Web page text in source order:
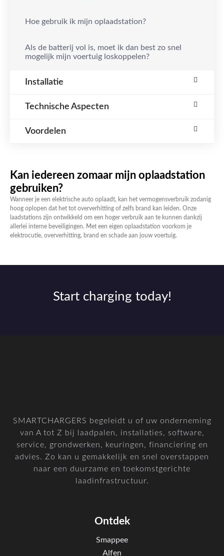
Hoe gebruik ik mijn oplaadstation?
Als de batterij vol is, moet ik dan best zo snel
mogelijk mijn voertuig loskoppelen?
Installatie
Technische Aspecten
Voordelen
Kan iedereen zomaar mijn oplaadstation
gebruiken?
Wanneer je een elektrische auto oplaadt, kan het vermogensverbruik zodanig
hoog oplopen dat het tot oververhitting of zelfs brand kan leiden. Onze
laadstations zijn ontwikkeld om een hoger verbruik aan te kunnen dankzij
allerlei interne beveiligingen. Met een eigen oplaadstation voorkom je
elektrocutie, oververhitting, brand en schade aan jouw voertuig.
Start charging today!
SMARTCHARGERS begeleidt u of uw onderneming
van A tot Z bij laadpalen, installaties, software,
service, grondwerken, keuringen, financiering en
advies. Zo kan u gemakkelijk en snel overstappen
naar een duurzame en toekomstgerichte
laadinfrastructuur.
Ontdek
Smappee
Alfen